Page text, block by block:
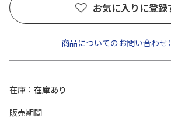
お気に入りに登録
商品についてのお問い合わせ
在庫
在庫あり
販売期間